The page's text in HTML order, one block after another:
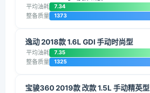
平均油耗 7.34
整备质量 1373
逸动 2018款 1.6L GDI 手动时尚型
平均油耗 7.35
整备质量 1325
宝骏360 2019款 改款 1.5L 手动精英型